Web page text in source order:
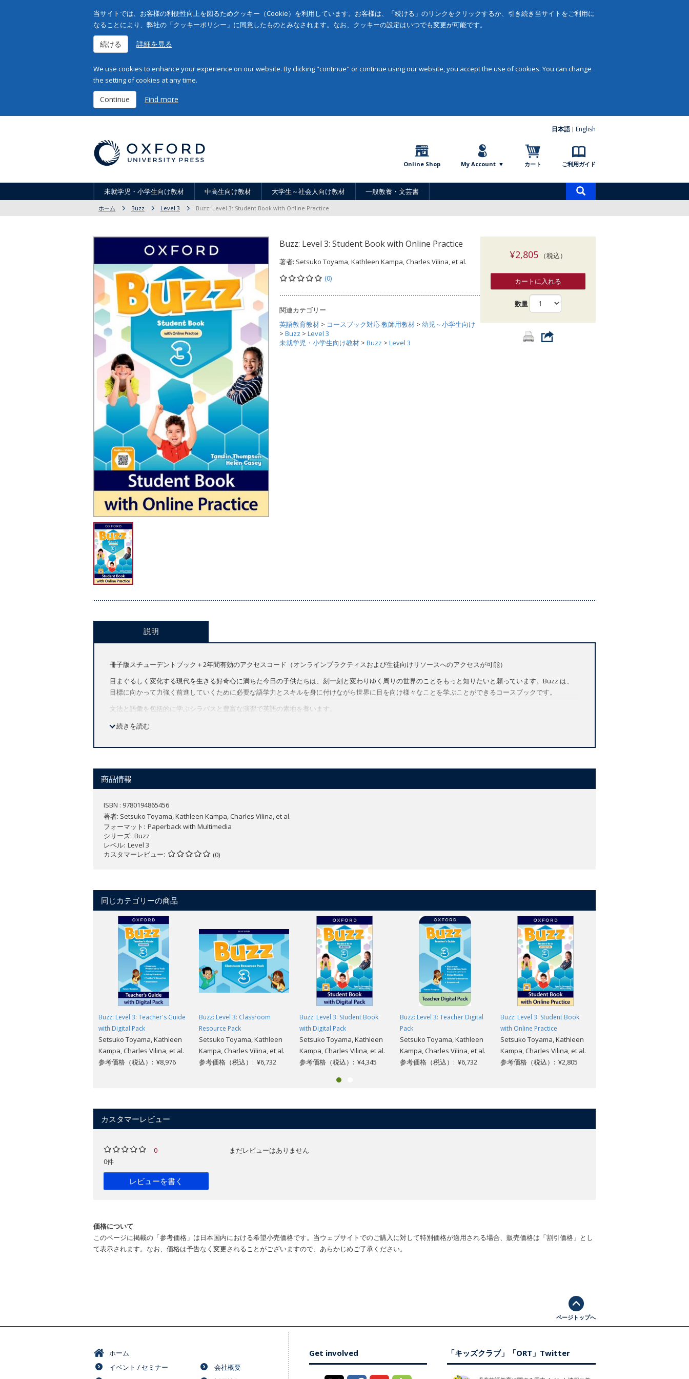
当サイトでは、お客様の利便性向上を図るためクッキー（Cookie）を利用しています。お客様は、「続ける」のリンクをクリックするか、引き続き当サイトをご利用に
なることにより、弊社の「クッキーポリシー」に同意したものとみなされます。なお、クッキーの設定はいつでも変更が可能です。
続ける 詳細を見る
We use cookies to enhance your experience on our website. By clicking "continue" or continue using our website, you accept the use of cookies. You can change
the setting of cookies at any time.
Continue Find more
日本語 English
Online Shop My Account カート ご利用ガイド
未就学児・小学生向け教材 中高生向け教材 大学生～社会人向け教材 一般教養・文芸書
索
ホーム Buzz Level 3 Buzz: Level 3: Student Book with Online Practice
Buzz: Level 3: Student Book with Online Practice
著者: Setsuko Toyama, Kathleen Kampa, Charles Vilina, et al.
(0)
関連カテゴリー
英語教育教材 > コースブック対応 教師用教材 > 幼児～小学生向け
> Buzz > Level 3
未就学児・小学生向け教材 > Buzz > Level 3
¥2,805（税込）
カートに入れる
数量
説明
冊子版スチューデントブック＋2年間有効のアクセスコード（オンラインプラクティスおよび生徒向けリソースへのアクセスが可能）
目まぐるしく変化する現代を生きる好奇心に満ちた今日の子供たちは、刻一刻と変わりゆく周りの世界のことをもっと知りたいと願っています。Buzz は、
目標に向かって力強く前進していくために必要な語学力とスキルを身に付けながら世界に目を向け様々なことを学ぶことができるコースブックです。
文法と語彙を包括的に学ぶシラバスと豊富な演習で英語の素地を養います。
ションでは、アニメーション動画のストーリーを通してマナーやライフスキルについて学習します。
カラフルなイラスト、ユニークな動画やアニメが、生き生きと楽しく記憶に残る語彙・文法学習を実現します。
意味のある文脈で言葉やテーマを学べるよう、各ユニットにはアニメ形式のお話が掲載されています。お話を通して生活に必要な決まり事や価値観など
を身に付けます。
「Think, Feel, Grow」のアクティビティを通して感情への気づきや理解を促し、ウェルビーイング（健全性）の感性を養います。
興味を引くようなお話や動画を通して異文化理解を図りながら世界について学び、地球の一員として必要なグローバルスキルを養います。
Oxford English Hubは指導や学習に必要なツールが集約されたデジタル教材のハブサイトです。
アメリカ英語
全7レベル（レベル starter～6）
無料サンプルはこちら
続きを読む
商品情報
ISBN : 9780194865456
著者: Setsuko Toyama, Kathleen Kampa, Charles Vilina, et al.
フォーマット
Paperback with Multimedia
シリーズ Buzz
レベル Level 3
カスタマーレビュー
(0)
同じカテゴリーの商品
Buzz: Level 3: Teacher's Guide
with Digital Pack
Setsuko Toyama, Kathleen
Kampa, Charles Vilina, et al.
参考価格（税込）: ¥8,976
Buzz: Level 3: Classroom
Resource Pack
Setsuko Toyama, Kathleen
Kampa, Charles Vilina, et al.
参考価格（税込）: ¥6,732
Buzz: Level 3: Student Book
with Digital Pack
Setsuko Toyama, Kathleen
Kampa, Charles Vilina, et al.
参考価格（税込）: ¥4,345
Buzz: Level 3: Teacher Digital
Pack
Setsuko Toyama, Kathleen
Kampa, Charles Vilina, et al.
参考価格（税込）: ¥6,732
Buzz: Level 3: Student Book
with Online Practice
Setsuko Toyama, Kathleen
Kampa, Charles Vilina, et al.
参考価格（税込）: ¥2,805
カスタマーレビュー
0
0件
レビューを書く
まだレビューはありません
価格について
このページに掲載の「参考価格」は日本国内における希望小売価格です。当ウェブサイトでのご購入に対して特別価格が適用される場合、販売価格は「割引価格」とし
て表示されます。なお、価格は予告なく変更されることがございますので、あらかじめご了承ください。
ページトップへ
ホーム
イベント / セミナー
会社概要
Get involved 「キッズクラブ」「ORT」Twitter